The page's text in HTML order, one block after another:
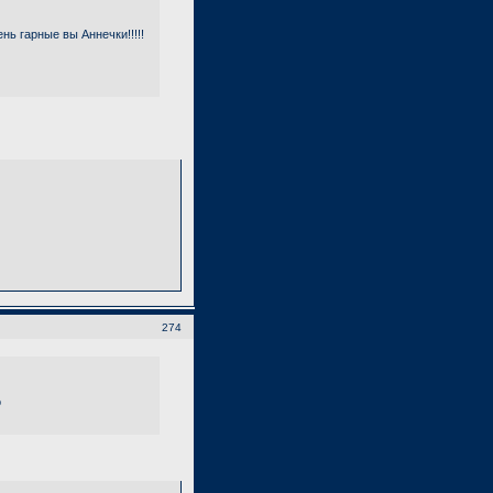
гарные вы Аннечки!!!!!
274